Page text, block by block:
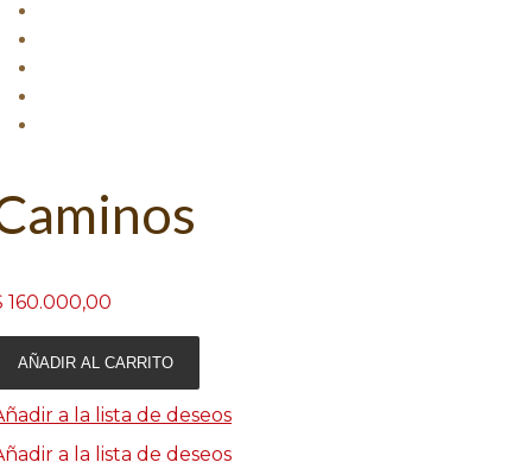
160.000,00
AÑADIR AL CARRITO
a la lista de deseos
a la lista de deseos